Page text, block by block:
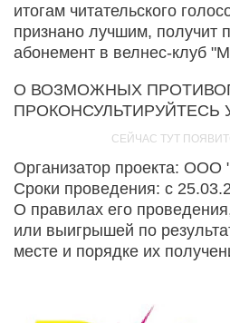
итогам читательского
признано лучшим, получит
абонемент в велнес-клуб
О ВОЗМОЖНЫХ
ПРОКОНСУЛЬТИРУЙТЕСЬ
Организатор проекта: ООО
Сроки проведения: с
О правилах его
или выигрышей по
месте и порядке их